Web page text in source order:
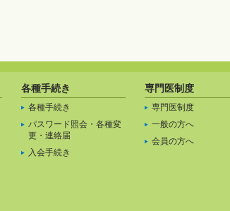
各種手続き
各種手続き
パスワード照会・各種変
更・連絡届
入会手続き
専門医制度
専門医制度
一般の方へ
会員の方へ